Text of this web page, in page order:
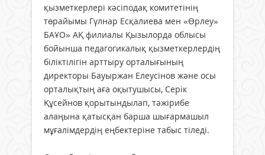
қызметкерлері кәсіподақ комитетінің
төрайымы Гүлнар Есқалиева мен «Өрлеу»
БАҰО» АҚ филиалы Қызылорда облысы
бойынша педагогикалық қызметкерлердің
біліктілігін арттыру орталығының
директоры Бауыржан Елеусінов және осы
орталықтың аға оқытушысы, Серік
Құсейнов қорытындылап, тәжірибе
алаңына қатысқан барша шығармашыл
мұғалімдердің еңбектеріне табыс тіледі.